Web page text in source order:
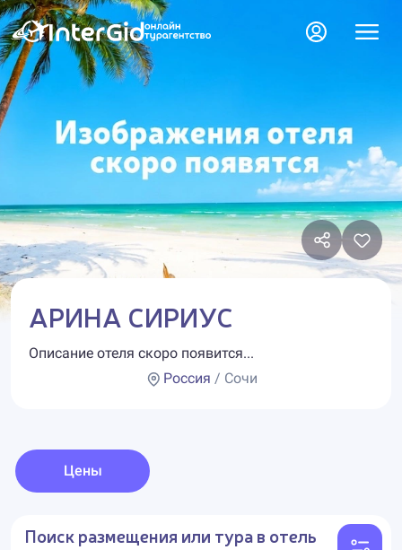
АРИНА СИРИУС
Описание отеля скоро появится...
Россия / Сочи
Цены
Поиск размещения или тура в отель